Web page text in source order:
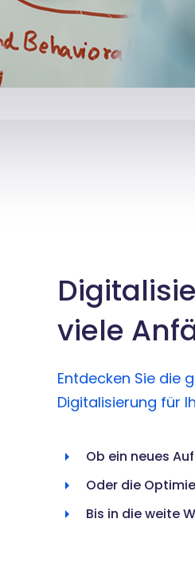
viele
Entdecken Sie die
Digitalisierung für
Ob ein neues
Oder die
Bis in die weite